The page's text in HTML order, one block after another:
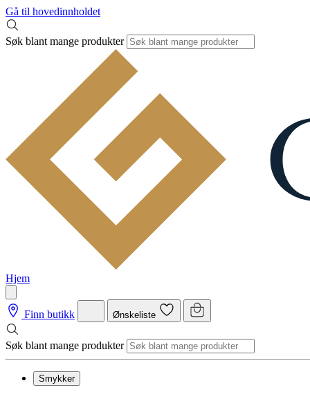
Gå til hovedinnholdet
Søk blant mange produkter
Hjem
Finn butikk Ønskeliste
Søk blant mange produkter
Smykker